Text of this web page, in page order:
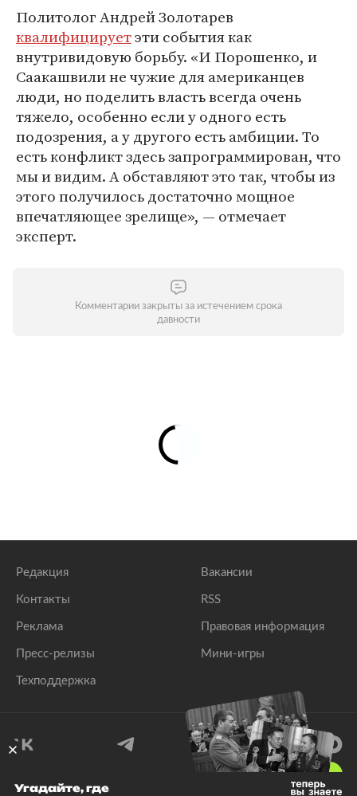
Политолог Андрей Золотарев
квалифицируетэти события как
внутривидовую борьбу. «И Порошенко, и
Саакашвили не чужие для американцев
люди, но поделить власть всегда очень
тяжело, особенно если у одного есть
подозрения, а у другого есть амбиции. То
есть конфликт здесь запрограммирован, что
мы и видим. А обставляют это так, чтобы из
этого получилось достаточно мощное
впечатляющее зрелище», — отмечает
эксперт.
Комментарии закрыты за истечением срока
давности
Редакция
Контакты
Реклама
Пресс-релизы
Техподдержка
Вакансии
RSS
Правовая информация
Мини-игры
Угадайте, где